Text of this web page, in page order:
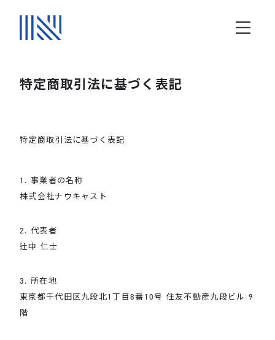
特定商取引法に基づく表記
特定商取引法に基づく表記
1. 事業者の名称
株式会社ナウキャスト
2. 代表者
辻中 仁士
3. 所在地
東京都千代田区九段北1丁目8番10号 住友不動産九段ビル 9
階